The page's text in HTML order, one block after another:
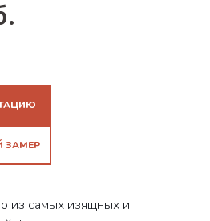
ЗАМЕР
из самых изящных и